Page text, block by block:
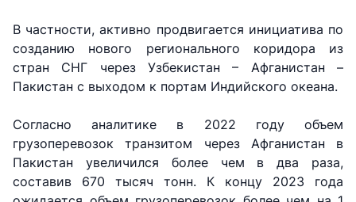
Номер
телефона
доверия
+998 (78) 140-
Номер
телефона
доверия
+998 (71) 237-
Номер
телефона
доверия
+998 (55) 501-
АО
"Тошшахартрансхизмат"
ООО
"Узавтовокзал
сервис"
Комитет по
автомобильным
дорогам
В частности, активно продвигается инициатива по
созданию нового регионального коридора из
стран СНГ через Узбекистан – Афганистан –
Пакистан с выходом к портам Индийского океана.
Согласно аналитике в 2022 году объем
грузоперевозок транзитом через Афганистан в
Пакистан увеличился более чем в два раза,
составив 670 тысяч тонн. К концу 2023 года